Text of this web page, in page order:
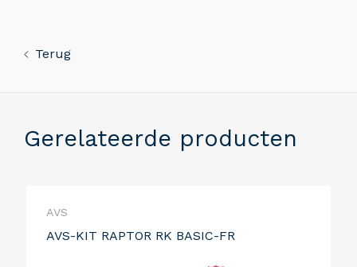
Terug
Gerelateerde producten
AVS
AVS-KIT RAPTOR RK BASIC-FR